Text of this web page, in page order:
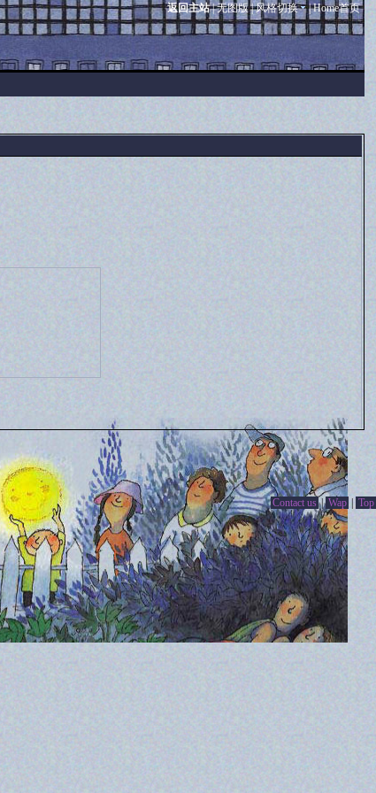
返回主站|无图版|风格切换 |Home首页
Contact us | Wap | Top